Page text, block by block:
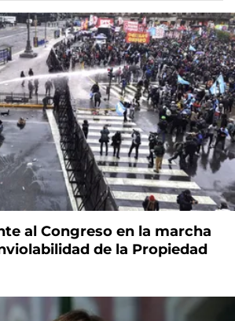
al Congreso en la marcha
de la Propiedad